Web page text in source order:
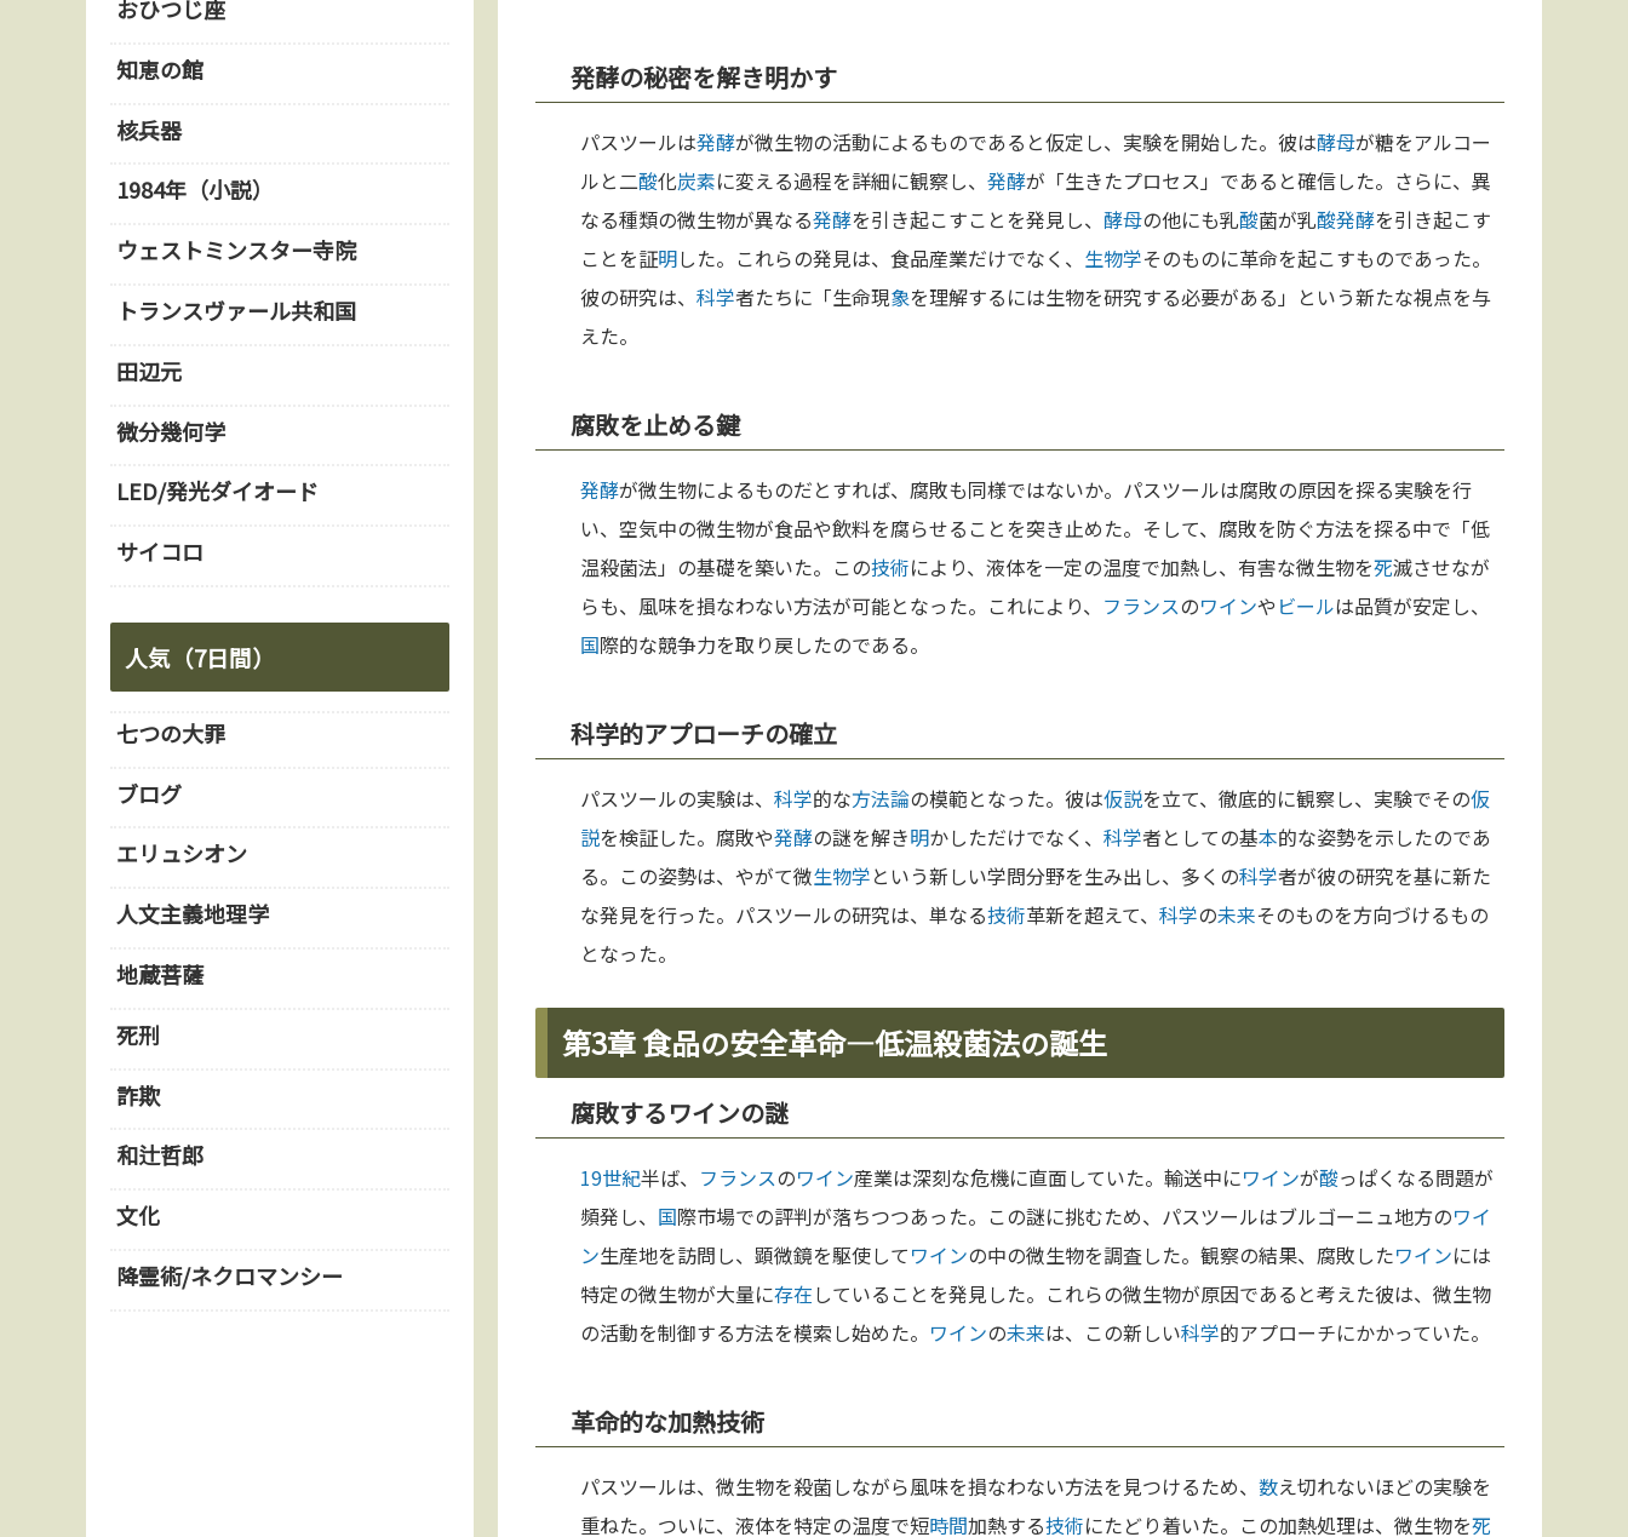
発酵の秘密を解き明かす
パスツールは発酵が微生物の活動によるものであると仮定し、実験を開始した。彼は酵母が糖をアルコー
ルと二酸化炭素に変える過程を詳細に観察し、 発酵が「生きたプロセス」であると確信した。さらに、異
なる種類の微生物が異なる発酵を引き起こすことを発見し、 酵母の他にも乳酸菌が乳酸発酵を引き起こす
ことを証明した。これらの発見は、食品産業だけでなく、 生物学そのものに革命を起こすものであった。
彼の研究は、 科学者たちに「生命現象を理解するには生物を研究する必要がある」という新たな視点を与
えた。
腐敗を止める鍵
発酵が微生物によるものだとすれば、腐敗も同様ではないか。パスツールは腐敗の原因を探る実験を行
い、空気中の微生物が食品や飲料を腐らせることを突き止めた。そして、腐敗を防ぐ方法を探る中で「低
温殺菌法」の基礎を築いた。この技術により、液体を一定の温度で加熱し、有害な微生物を死滅させなが
らも、風味を損なわない方法が可能となった。これにより、 フランスのワインや ビールは品質が安定し、
国際的な競争力を取り戻したのである。
科学的アプローチの確立
パスツールの実験は、 科学的な方法論の模範となった。彼は仮説を立て、徹底的に観察し、実験でその仮
説を検証した。腐敗や発酵の謎を解き明かしただけでなく、 科学者としての基本的な姿勢を示したのであ
る。この姿勢は、やがて微生物学という新しい学問分野を生み出し、多くの科学者が彼の研究を基に新た
な発見を行った。パスツールの研究は、単なる技術革新を超えて、 科学の未来そのものを方向づけるもの
となった。
第3章 食品の安全革命—低温殺菌法の誕生
腐敗するワインの謎
19世紀半ば、 フランスのワイン産業は深刻な危機に直面していた。輸送中にワインが酸っぱくなる問題が
頻発し、 国際市場での評判が落ちつつあった。この謎に挑むため、パスツールはブルゴーニュ地方のワイ
ン生産地を訪問し、顕微鏡を駆使してワインの中の微生物を調査した。観察の結果、腐敗したワインには
特定の微生物が大量に存在していることを発見した。これらの微生物が原因であると考えた彼は、微生物
の活動を制御する方法を模索し始めた。 ワインの未来は、この新しい科学的アプローチにかかっていた。
革命的な加熱技術
パスツールは、微生物を殺菌しながら風味を損なわない方法を見つけるため、 数え切れないほどの実験を
重ねた。ついに、液体を特定の温度で短時間加熱する技術にたどり着いた。この加熱処理は、微生物を死
おひつじ座
知恵の館
核兵器
1984年（小説）
ウェストミンスター寺院
トランスヴァール共和国
田辺元
微分幾何学
LED/発光ダイオード
サイコロ
人気（7日間）
七つの大罪
ブログ
エリュシオン
人文主義地理学
地蔵菩薩
死刑
詐欺
和辻哲郎
文化
降霊術/ネクロマンシー